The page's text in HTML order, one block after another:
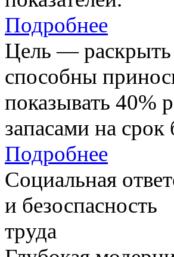
Подробнее
Цель — раскрыть
способны
показывать 40%
запасами на срок
Подробнее
Социальная
и безоспасность
труда